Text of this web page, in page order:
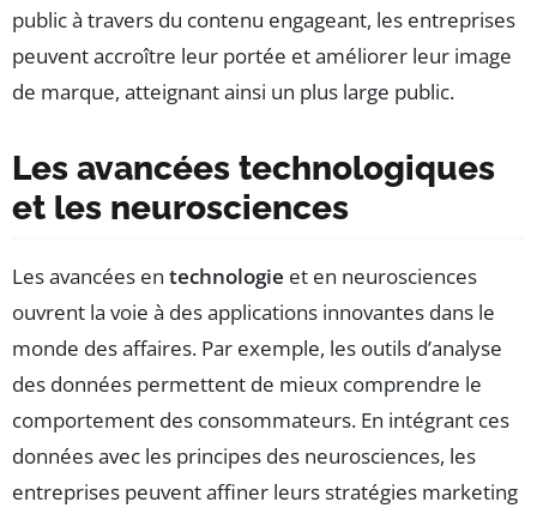
public à travers du contenu engageant, les entreprises
peuvent accroître leur portée et améliorer leur image
de marque, atteignant ainsi un plus large public.
Les avancées technologiques
et les neurosciences
Les avancées en technologie et en neurosciences
ouvrent la voie à des applications innovantes dans le
monde des affaires. Par exemple, les outils d’analyse
des données permettent de mieux comprendre le
comportement des consommateurs. En intégrant ces
données avec les principes des neurosciences, les
entreprises peuvent affiner leurs stratégies marketing